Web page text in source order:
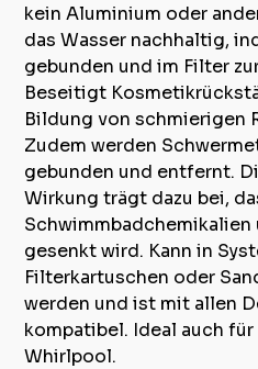
kein Aluminium oder
das Wasser nachhaltig,
gebunden und im Filter
Beseitigt
Bildung von schmierigen
Zudem werden
gebunden und entfernt.
Wirkung trägt dazu bei,
gesenkt wird. Kann in
Filterkartuschen oder
werden und ist mit allen
kompatibel. Ideal auch für
Whirlpool.